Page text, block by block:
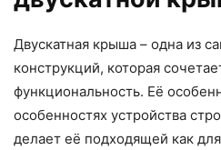
Двускатная крыша – одна из
конструкций, которая
функциональность. Её
особенностях устройства
делает её подходящей как